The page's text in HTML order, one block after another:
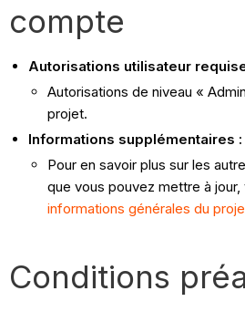
compte
Autorisations utilisateur
Autorisations de niveau «
projet.
Informations supplémentaires :
Pour en savoir plus sur les
que vous pouvez mettre à jour,
informations générales du
Conditions